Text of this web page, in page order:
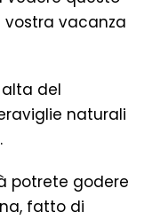
vacanza
del
naturali
potrete godere
fatto di